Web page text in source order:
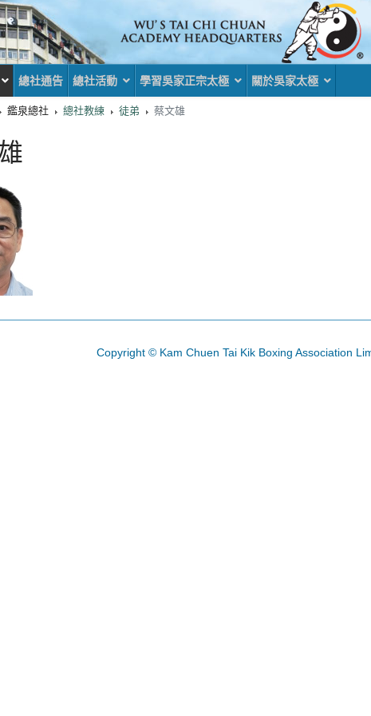
總社通告 總社活動 學習吳家正宗太極 關於吳家太極
鑑泉總社 總社教練 徒弟 蔡文雄
Copyright © Kam Chuen Tai Kik Boxing Association